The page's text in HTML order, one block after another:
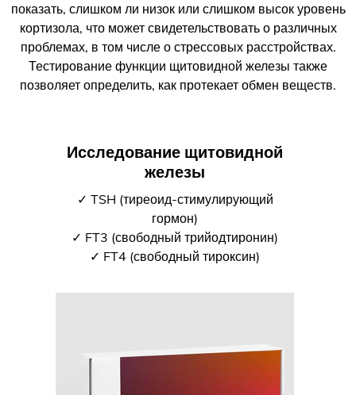
показать, слишком ли низок или слишком высок уровень
кортизола, что может свидетельствовать о различных
проблемах, в том числе о стрессовых расстройствах.
Тестирование функции щитовидной железы также
позволяет определить, как протекает обмен веществ.
Исследование щитовидной
железы
✓ TSH (тиреоид-стимулирующий
гормон)
✓ FT3 (свободный трийодтиронин)
✓ FT4 (свободный тироксин)